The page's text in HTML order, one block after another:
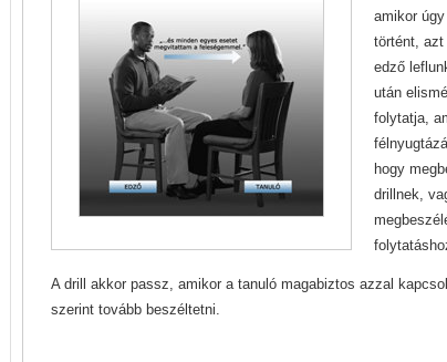
amikor
történt, azt
edző
után
folytatja,
hogy
drillnek,
A drill akkor passz, amikor a tanuló magabiztos azzal
szerint tovább beszéltetni.